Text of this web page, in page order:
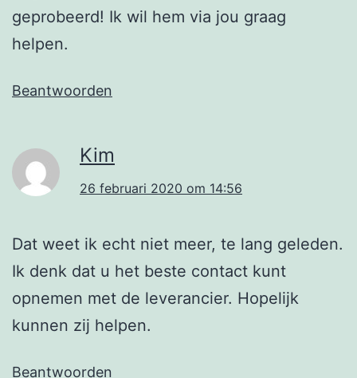
geprobeerd! Ik wil hem via jou graag
helpen.
Beantwoorden
Kim
26 februari 2020 om 14:56
Dat weet ik echt niet meer, te lang geleden.
Ik denk dat u het beste contact kunt
opnemen met de leverancier. Hopelijk
kunnen zij helpen.
Beantwoorden